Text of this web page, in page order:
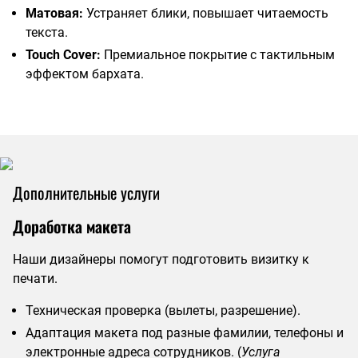
Матовая: Устраняет блики, повышает читаемость
текста.
Touch Cover: Премиальное покрытие с тактильным
эффектом бархата.
Дополнительные услуги
Доработка макета
Наши дизайнеры помогут подготовить визитку к
печати.
Техническая проверка (вылеты, разрешение).
Адаптация макета под разные фамилии, телефоны и
электронные адреса сотрудников. (Услуга